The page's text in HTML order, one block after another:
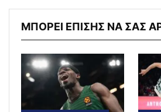
ΜΠΟΡΕΙ ΕΠΙΣΗΣ ΝΑ ΣΑΣ